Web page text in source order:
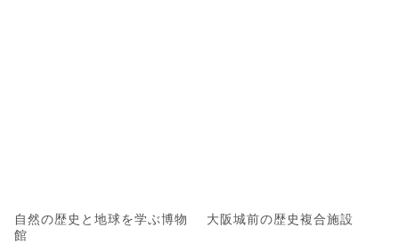
自然の歴史と地球を学ぶ博物
館
大阪城前の歴史複合施設